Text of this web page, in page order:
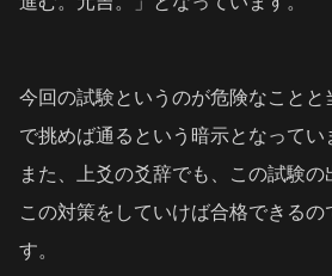
今回の試験というのが危険なこと
で挑めば通るという暗示となってい
また、上爻の爻辞でも、この試験の
この対策をしていけば合格できるの
す。